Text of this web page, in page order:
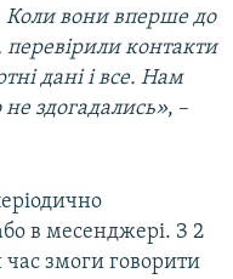
Коли вони вперше до
контакти
дані і все. Нам
здогадались», –
в месенджері. З 2
час змоги говорити